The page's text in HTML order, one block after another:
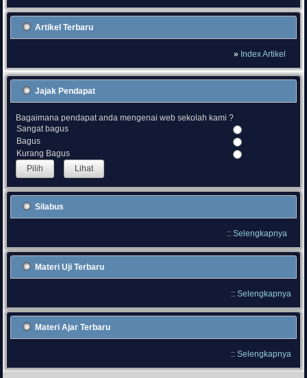
Artikel Terbaru
» Index Artikel
Jajak Pendapat
Bagaimana pendapat anda mengenai web sekolah kami ?
Sangat bagus
Bagus
Kurang Bagus
Lihat
Silabus
:: Selengkapnya
Materi Uji Terbaru
:: Selengkapnya
Materi Ajar Terbaru
:: Selengkapnya